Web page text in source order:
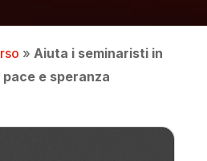
» Aiuta i seminaristi in
e speranza